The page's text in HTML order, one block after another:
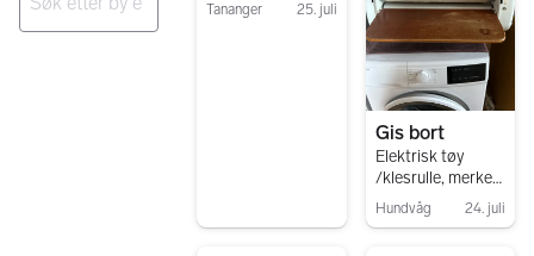
Tananger 25. juli
Gis bort
Elektrisk tøy
/klesrulle, merke
UPO
Hundvåg 24. juli